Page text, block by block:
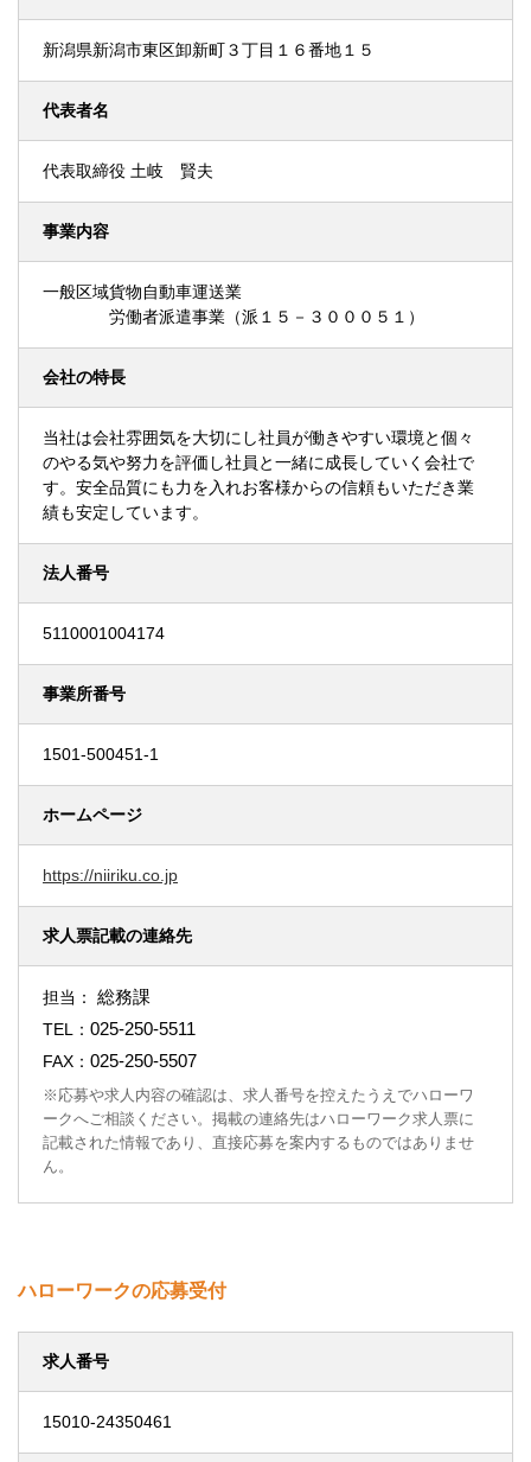
新潟県新潟市東区卸新町３丁目１６番地１５
代表者名
代表取締役 土岐 賢夫
事業内容
一般区域貨物自動車運送業
労働者派遣事業（派１５－３０００５１）
会社の特長
当社は会社雰囲気を大切にし社員が働きやすい環境と個々
のやる気や努力を評価し社員と一緒に成長していく会社で
す。安全品質にも力を入れお客様からの信頼もいただき業
績も安定しています。
法人番号
5110001004174
事業所番号
1501-500451-1
ホームページ
https://niiriku.co.jp
求人票記載の連絡先
担当： 総務課
TEL： 025-250-5511
FAX： 025-250-5507
※応募や求人内容の確認は、求人番号を控えたうえでハローワ
ークへご相談ください。掲載の連絡先はハローワーク求人票に
記載された情報であり、直接応募を案内するものではありませ
ん。
ハローワークの応募受付
求人番号
15010-24350461